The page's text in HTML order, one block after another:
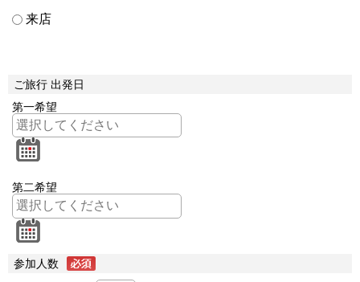
来店
ご旅行 出発日
第一希望
第二希望
参加人数